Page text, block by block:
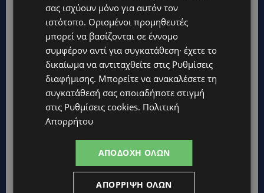
σας ισχύουν μόνο για αυτόν τον
ιστότοπο. Ορισμένοι προμηθευτές
μπορεί να βασίζονται σε έννομο
συμφέρον αντί για συγκατάθεση· έχετε το
δικαίωμα να αντιταχθείτε στις Ρυθμίσεις
διαφήμισης. Μπορείτε να ανακαλέσετε τη
συγκατάθεσή σας οποιαδήποτε στιγμή
στις Ρυθμίσεις cookies. Πολιτική
Απορρήτου
ΑΠΟΔΟΧΉ ΌΛΩΝ
ΑΠΌΡΡΙΨΗ ΌΛΩΝ